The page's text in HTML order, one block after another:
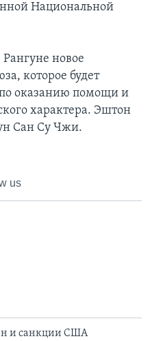
Национальной
новое
которое будет
оказанию помощи и
характера. Эштон
Сан Су Чжи.
us
и санкции США